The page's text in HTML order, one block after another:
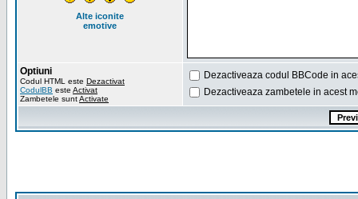
Alte iconite
emotive
Optiuni
Codul HTML este Dezactivat
CodulBB este Activat
Zambetele suntActivate
Dezactiveaza codul BBCode in
Dezactiveaza zambetele in acest